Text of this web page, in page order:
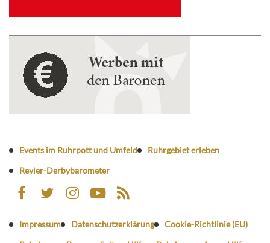
Events im Ruhrpott und Umfeld
Ruhrgebiet erleben
Revier-Derbybarometer
Impressum Datenschutzerklärung
Cookie-Richtlinie (EU)